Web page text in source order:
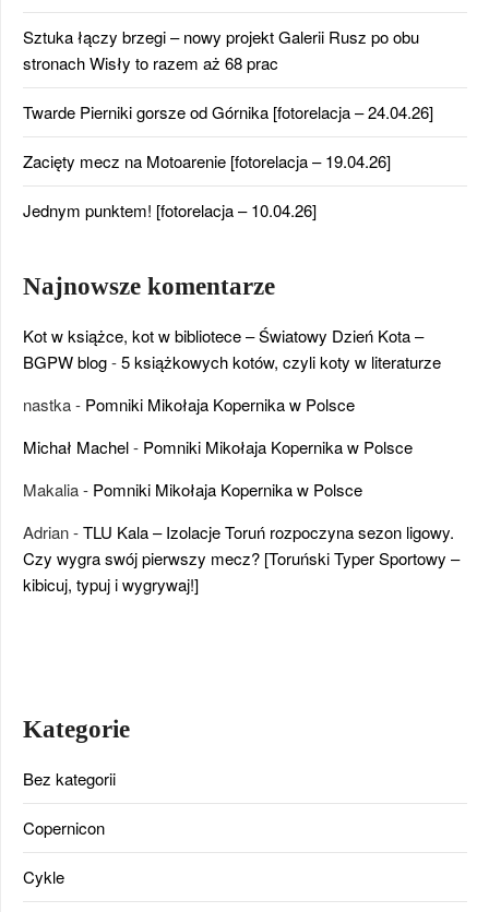
Sztuka łączy brzegi – nowy projekt Galerii Rusz po obu
stronach Wisły to razem aż 68 prac
Twarde Pierniki gorsze od Górnika [fotorelacja – 24.04.26]
Zacięty mecz na Motoarenie [fotorelacja – 19.04.26]
Jednym punktem! [fotorelacja – 10.04.26]
Najnowsze komentarze
Kot w książce, kot w bibliotece – Światowy Dzień Kota –
BGPW blog-5 książkowych kotów, czyli koty w literaturze
nastka- Pomniki Mikołaja Kopernika w Polsce
Michał Machel- Pomniki Mikołaja Kopernika w Polsce
Makalia- Pomniki Mikołaja Kopernika w Polsce
Adrian-TLU Kala – Izolacje Toruń rozpoczyna sezon ligowy.
Czy wygra swój pierwszy mecz? [Toruński Typer Sportowy –
kibicuj, typuj i wygrywaj!]
Kategorie
Bez kategorii
Copernicon
Cykle